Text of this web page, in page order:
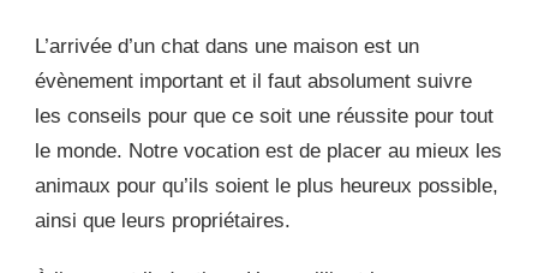
L’arrivée d’un chat dans une maison est un
évènement important et il faut absolument suivre
les conseils pour que ce soit une réussite pour tout
le monde. Notre vocation est de placer au mieux les
animaux pour qu’ils soient le plus heureux possible,
ainsi que leurs propriétaires.